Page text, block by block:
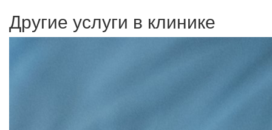
Другие услуги в клинике